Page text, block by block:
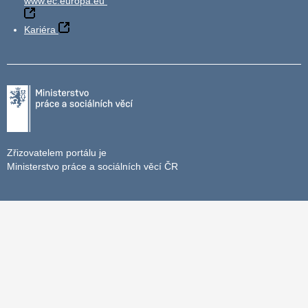
Kariéra
Zřizovatelem portálu je
Ministerstvo práce a sociálních věcí ČR